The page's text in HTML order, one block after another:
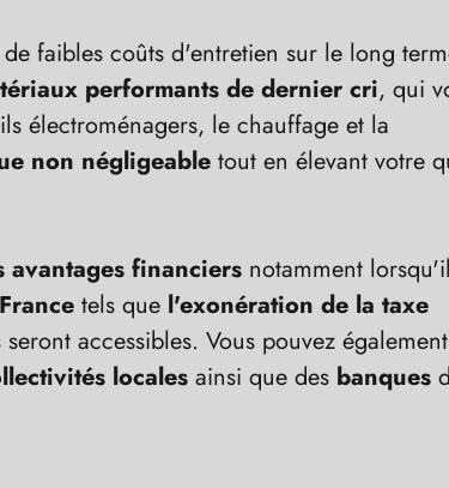
faibles coûts d'entretien sur le long
performants de dernier cri, qui
électroménagers, le chauffage et la
non négligeable tout en élevant votre
avantages financiers notamment
tels que l'exonération de la taxe
seront accessibles. Vous pouvez également
locales ainsi que des banques